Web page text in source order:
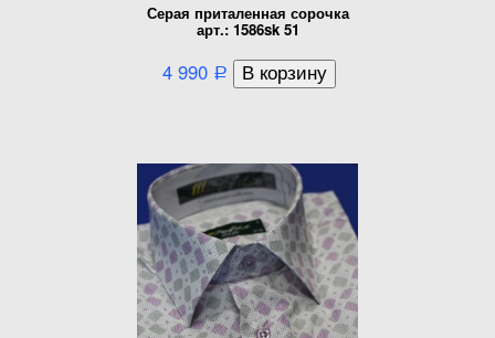
Серая приталенная сорочка
арт.: 1586sk 51
4 990 Р